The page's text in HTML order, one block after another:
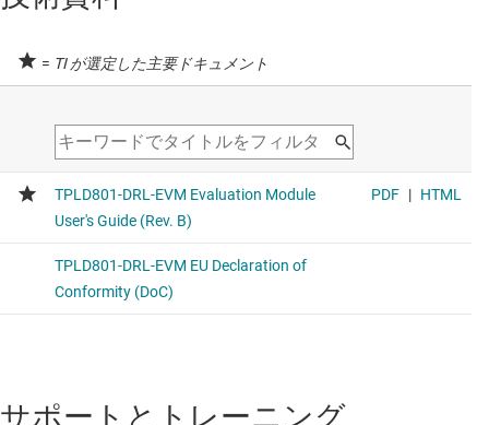
= TI が選定した主要ドキュメント
サポートとトレーニング